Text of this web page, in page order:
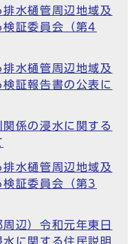
水樋管周辺地域及
証委員会（第4
水樋管周辺地域及
証報告書の公表に
係の浸水に関する
水樋管周辺地域及
証委員会（第3
辺）令和元年東日
に関する住民説明